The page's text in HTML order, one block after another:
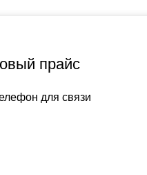
прайс
для связи